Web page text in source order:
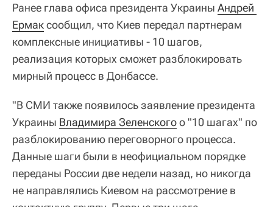
Ранее глава офиса президента Украины Андрей
Ермаксообщил, что Киев передал партнерам
комплексные инициативы - 10 шагов,
реализация которых сможет разблокировать
мирный процесс в Донбассе.
"В СМИ также появилось заявление президента
Украины Владимира Зеленскогоо "10 шагах" по
разблокированию переговорного процесса.
Данные шаги были в неофициальном порядке
переданы России две недели назад, но никогда
не направлялись Киевом на рассмотрение в